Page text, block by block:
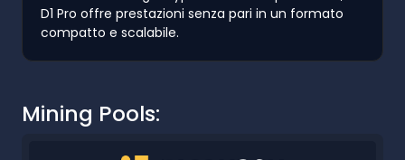
D1 Pro offre prestazioni senza pari in un formato
compatto e scalabile.
Mining Pools: